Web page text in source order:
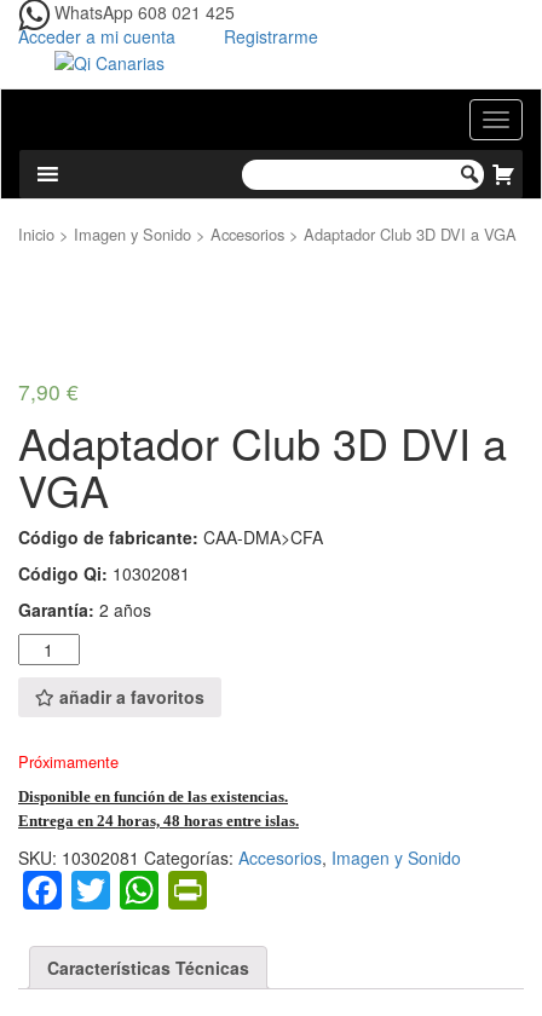
WhatsApp 608 021 425
Acceder a mi cuenta
Registrarme
Inicio > Imagen y Sonido > Accesorios > Adaptador Club 3D DVI a VGA
7,90 €
Adaptador Club 3D DVI a
VGA
Código de fabricante: CAA-DMA>CFA
Código Qi: 10302081
Garantía: 2 años
Cantidad
añadir a favoritos
Próximamente
Disponible en función de las existencias.
Entrega en 24 horas, 48 horas entre islas.
SKU: 10302081 Categorías: Accesorios, Imagen y Sonido
Facebook
TwitterWhatsApp
Características Técnicas